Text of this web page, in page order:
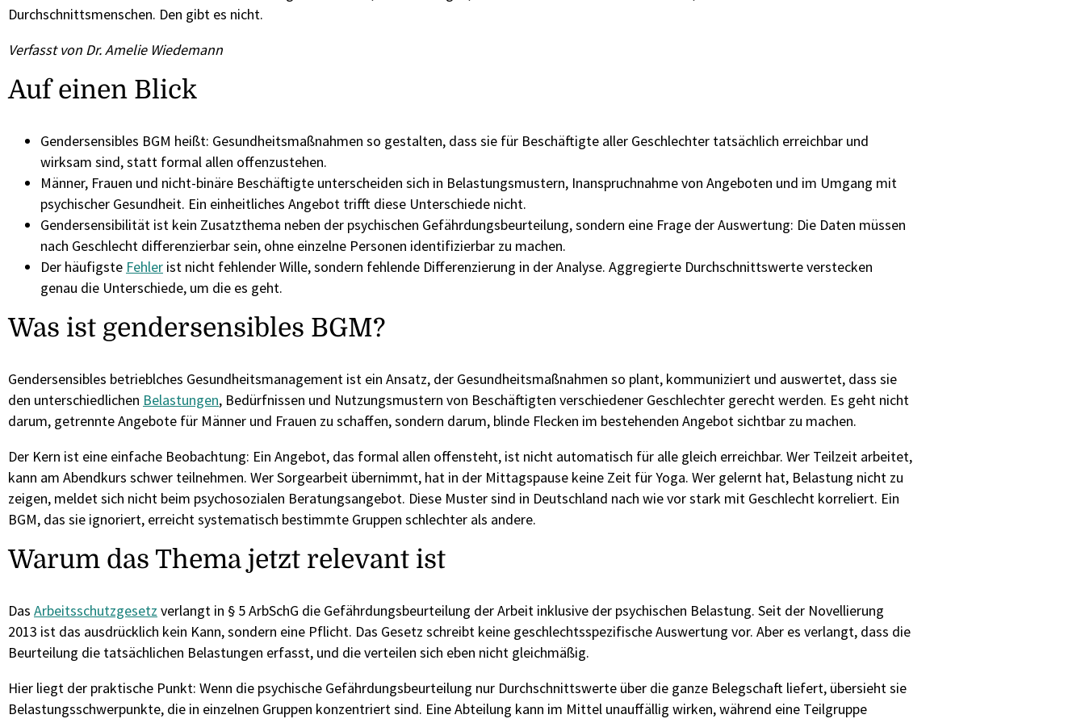
Durchschnittsmenschen. Den gibt es nicht.
Verfasst von Dr. Amelie Wiedemann
Auf einen Blick
Gendersensibles BGM heißt: Gesundheitsmaßnahmen so gestalten, dass sie für Beschäftigte aller Geschlechter tatsächlich erreichbar und
wirksam sind, statt formal allen offenzustehen.
Männer, Frauen und nicht-binäre Beschäftigte unterscheiden sich in Belastungsmustern, Inanspruchnahme von Angeboten und im Umgang mit
psychischer Gesundheit. Ein einheitliches Angebot trifft diese Unterschiede nicht.
Gendersensibilität ist kein Zusatzthema neben der psychischen Gefährdungsbeurteilung, sondern eine Frage der Auswertung: Die Daten müssen
nach Geschlecht differenzierbar sein, ohne einzelne Personen identifizierbar zu machen.
Der häufigste Fehler ist nicht fehlender Wille, sondern fehlende Differenzierung in der Analyse. Aggregierte Durchschnittswerte verstecken
genau die Unterschiede, um die es geht.
Was ist gendersensibles BGM?
Gendersensibles betrieblches Gesundheitsmanagement ist ein Ansatz, der Gesundheitsmaßnahmen so plant, kommuniziert und auswertet, dass sie
den unterschiedlichen Belastungen, Bedürfnissen und Nutzungsmustern von Beschäftigten verschiedener Geschlechter gerecht werden. Es geht nicht
darum, getrennte Angebote für Männer und Frauen zu schaffen, sondern darum, blinde Flecken im bestehenden Angebot sichtbar zu machen.
Der Kern ist eine einfache Beobachtung: Ein Angebot, das formal allen offensteht, ist nicht automatisch für alle gleich erreichbar. Wer Teilzeit arbeitet,
kann am Abendkurs schwer teilnehmen. Wer Sorgearbeit übernimmt, hat in der Mittagspause keine Zeit für Yoga. Wer gelernt hat, Belastung nicht zu
zeigen, meldet sich nicht beim psychosozialen Beratungsangebot. Diese Muster sind in Deutschland nach wie vor stark mit Geschlecht korreliert. Ein
BGM, das sie ignoriert, erreicht systematisch bestimmte Gruppen schlechter als andere.
Warum das Thema jetzt relevant ist
Das Arbeitsschutzgesetz verlangt in § 5 ArbSchG die Gefährdungsbeurteilung der Arbeit inklusive der psychischen Belastung. Seit der Novellierung
2013 ist das ausdrücklich kein Kann, sondern eine Pflicht. Das Gesetz schreibt keine geschlechtsspezifische Auswertung vor. Aber es verlangt, dass die
Beurteilung die tatsächlichen Belastungen erfasst, und die verteilen sich eben nicht gleichmäßig.
Hier liegt der praktische Punkt: Wenn die psychische Gefährdungsbeurteilung nur Durchschnittswerte über die ganze Belegschaft liefert, übersieht sie
Belastungsschwerpunkte, die in einzelnen Gruppen konzentriert sind. Eine Abteilung kann im Mittel unauffällig wirken, während eine Teilgruppe